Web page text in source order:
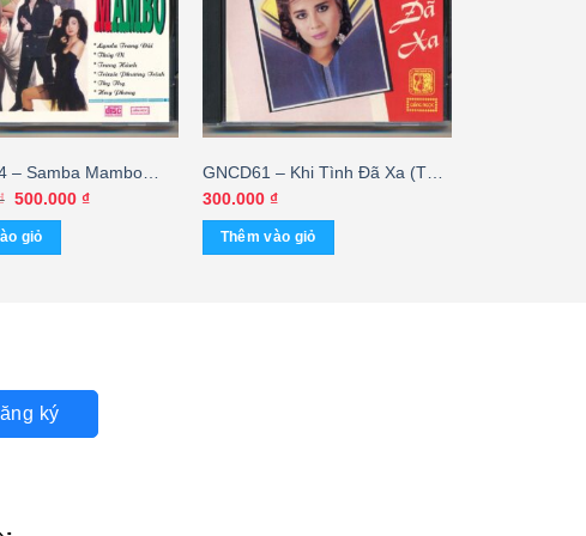
– Samba Mambo
KHÔNG BÌA GỐC)
Giá
là:
800.000 ₫.
500.000 ₫Giá
giỏ
GNCD61 – Khi Tình Đã Xa (Tb,
trầy, bìa in vi tính) – cái
300.000 ₫
Thêm vào giỏ
ký